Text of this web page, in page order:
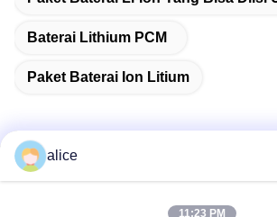
Baterai Lithium PCM
Paket Baterai Ion Litium
alice
11:23 PM